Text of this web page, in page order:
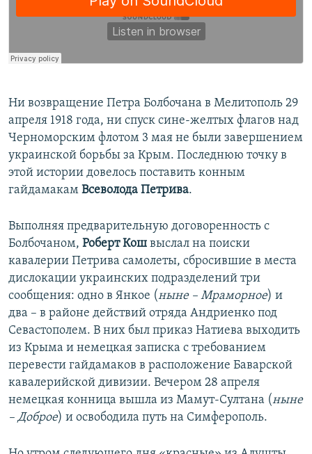
​Ни возвращение Петра Болбочана в Мелитополь 29
апреля 1918 года, ни спуск сине-желтых флагов над
Черноморским флотом 3 мая не были завершением
украинской борьбы за Крым. Последнюю точку в
этой истории довелось поставить конным
гайдамакам Всеволода Петрива.
Выполняя предварительную договоренность с
Болбочаном, Роберт Кош выслал на поиски
кавалерии Петрива самолеты, сбросившие в места
дислокации украинских подразделений три
сообщения: одно в Янкое (ныне – Мраморное) и
два – в районе действий отряда Андриенко под
Севастополем. В них был приказ Натиева выходить
из Крыма и немецкая записка с требованием
перевести гайдамаков в расположение Баварской
кавалерийской дивизии. Вечером 28 апреля
немецкая конница вышла из Мамут-Султана (ныне
– Доброе) и освободила путь на Симферополь.